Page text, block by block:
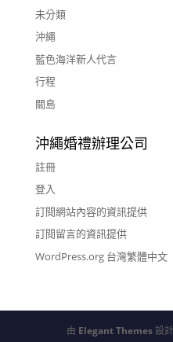
未分類
沖繩
藍色海洋新人代言
行程
關島
沖繩婚禮辦理公司
註冊
登入
訂閱網站內容的資訊提供
訂閱留言的資訊提供
WordPress.org 台灣繁體中文
由 Elegant Themes設